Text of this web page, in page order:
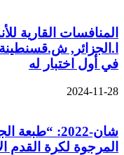
المنافسات القارية
ا.الجزائر,
في أول اختبار له
2024-11-28
شان-2022:
المرجوة لكرة القدم